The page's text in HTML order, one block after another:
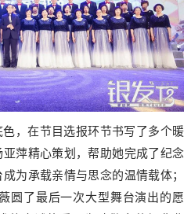
，在节目选报环节书写了多个暖
萍精心策划，帮助她完成了纪念
为承载亲情与思念的温情载体；
圆了最后一次大型舞台演出的愿